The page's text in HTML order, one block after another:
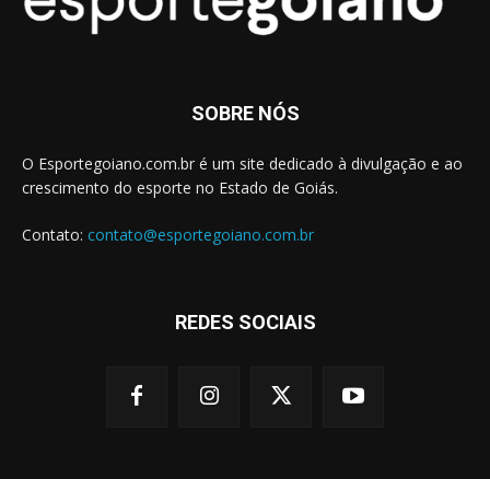
SOBRE NÓS
O Esportegoiano.com.br é um site dedicado à divulgação e ao
crescimento do esporte no Estado de Goiás.
Contato: contato@esportegoiano.com.br
REDES SOCIAIS